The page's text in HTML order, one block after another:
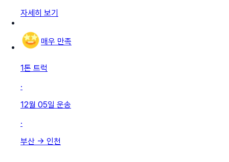
자세히 보기
매우 만족
1톤 트럭
·
12월 05일 운송
·
부산 → 인천